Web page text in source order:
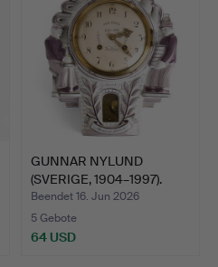
GUNNAR NYLUND
(SVERIGE, 1904–1997).
Wanduh…
Beendet 16. Jun 2026
5 Gebote
64 USD